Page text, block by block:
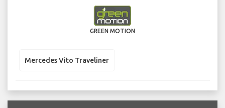
GREEN MOTION
Mercedes Vito Traveliner